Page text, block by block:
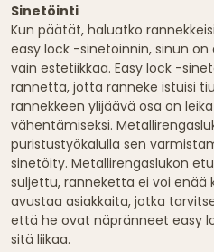
Sinetöinti
Kun päätät, haluatko
easy lock -sinetöinnin, sinun
vain estetiikkaa. Easy lock -
rannetta, jotta ranneke istuisi
rannekkeen ylijäävä osa on
vähentämiseksi.
puristustyökalulla sen
sinetöity. Metallirengaslukon
suljettu, ranneketta ei voi enää
avustaa asiakkaita, jotka
että he ovat näpränneet easy
sitä liikaa.